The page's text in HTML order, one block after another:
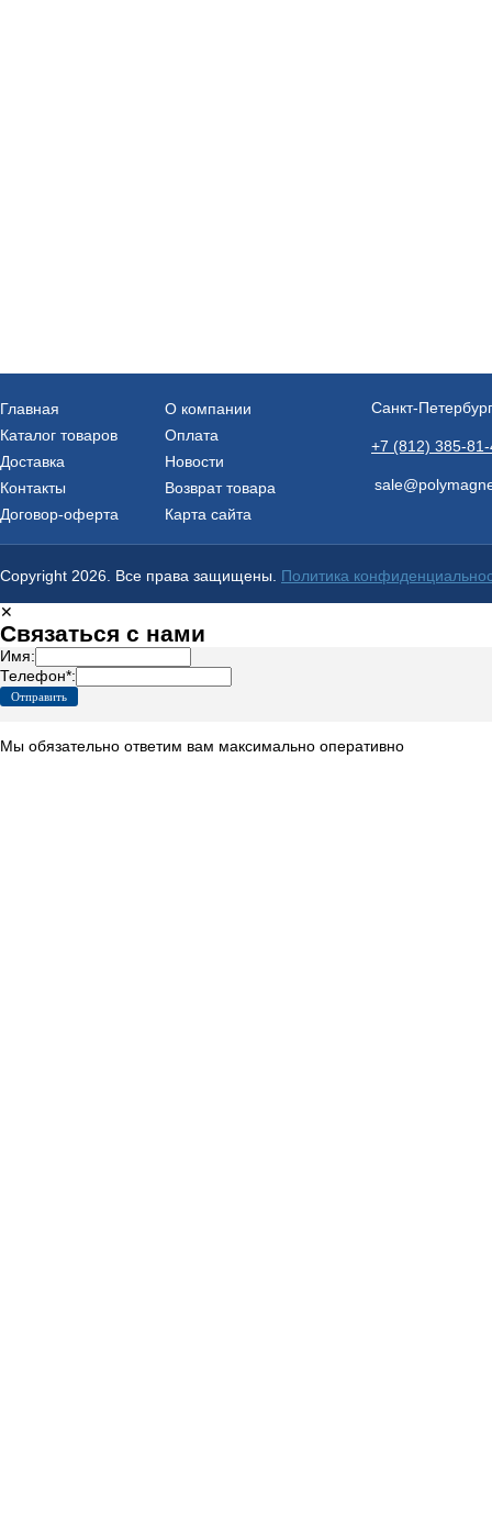
Главная
О компании
Каталог товаров
Оплата
Доставка
Новости
Контакты
Возврат товара
Договор-оферта
Карта сайта
Санкт-
+7 (812) 385-
Copyright 2026. Все права защищены. Политика
✕
Связаться с нами
Имя:
Телефон*:
Мы обязательно ответим вам максимально оперативно